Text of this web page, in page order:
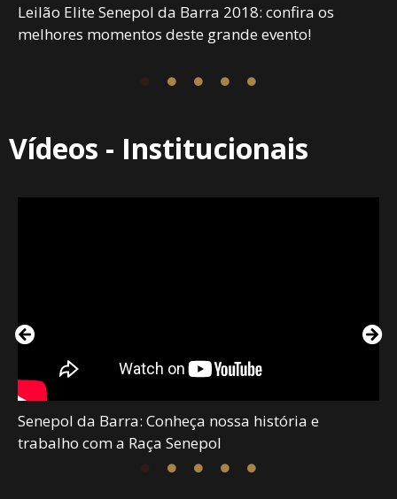
Leilão Elite Senepol da Barra 2018: confira os
melhores momentos deste grande evento!
Vídeos - Institucionais
Senepol da Barra: Conheça nossa história e
trabalho com a Raça Senepol